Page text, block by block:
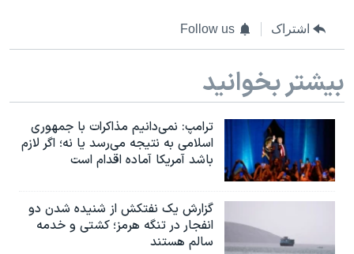
اشتراک Follow us
بیشتر بخوانید
ترامپ: نمی‌دانیم مذاکرات با جمهوری
اسلامی به نتیجه می‌رسد یا نه؛ اگر لازم
باشد آمریکا آماده اقدام است
گزارش یک نفتکش از شنیده شدن دو
انفجار در تنگه هرمز؛ کشتی و خدمه
سالم هستند